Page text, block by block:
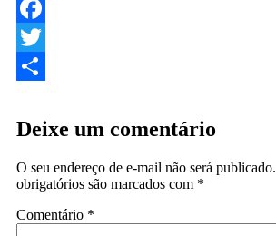
Facebook
Twitter
Deixe um comentário
O seu endereço de e-mail não será publicado.
obrigatórios são marcados com *
Comentário *